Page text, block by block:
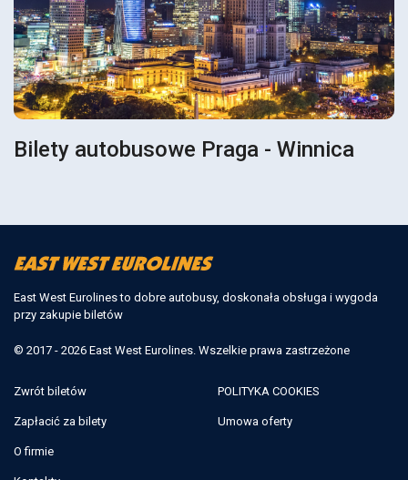
Bilety autobusowe Praga - Winnica
East West Eurolines to dobre autobusy, doskonała obsługa i wygoda
przy zakupie biletów
© 2017 - 2026 East West Eurolines. Wszelkie prawa zastrzeżone
Zwrót biletów
Zapłacić za bilety
O firmie
POLITYKA COOKIES
Umowa oferty